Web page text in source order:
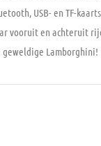
USB- en TF-
vooruit en achteruit
Lamborghini!